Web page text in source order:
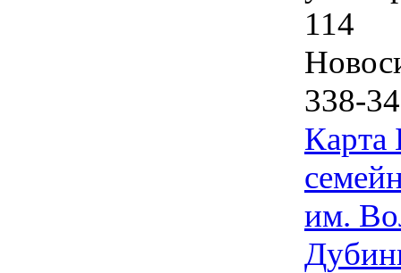
114
338-
Карта
им.